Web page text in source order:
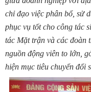
chỉ đạo việc phân bổ, sử
phục vụ tốt cho công tác
tác Mặt trận và các đoàn
nguồn động viên to lớn,
hiện mục tiêu chuyển đổi